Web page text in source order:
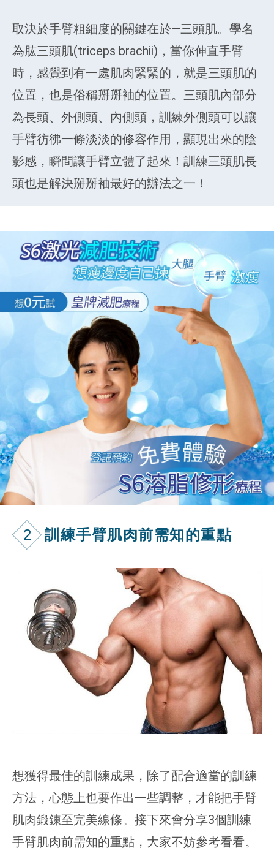
取決於手臂粗細度的關鍵在於—三頭肌。學名
為肱三頭肌(triceps brachii)，當你伸直手臂
時，感覺到有一處肌肉緊緊的，就是三頭肌的
位置，也是俗稱掰掰袖的位置。三頭肌內部分
為長頭、外側頭、內側頭，訓練外側頭可以讓
手臂彷彿一條淡淡的修容作用，顯現出來的陰
影感，瞬間讓手臂立體了起來！訓練三頭肌長
頭也是解決掰掰袖最好的辦法之一！
2 訓練手臂肌肉前需知的重點
想獲得最佳的訓練成果，除了配合適當的訓練
方法，心態上也要作出一些調整，才能把手臂
肌肉鍛鍊至完美線條。接下來會分享3個訓練
手臂肌肉前需知的重點，大家不妨參考看看。